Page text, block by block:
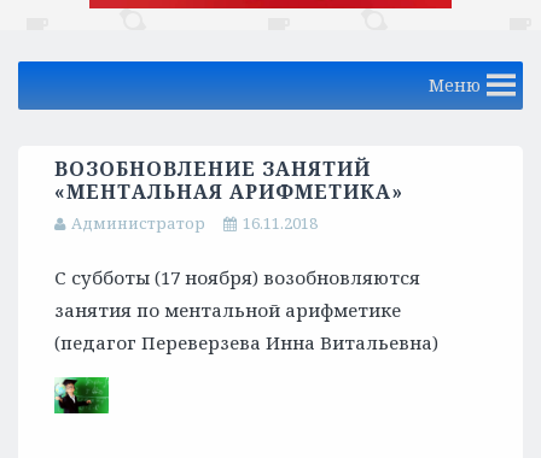
Меню
ВОЗОБНОВЛЕНИЕ ЗАНЯТИЙ
«МЕНТАЛЬНАЯ АРИФМЕТИКА»
Администратор 16.11.2018
С субботы (17 ноября) возобновляются
занятия по ментальной арифметике
(педагог Переверзева Инна Витальевна)